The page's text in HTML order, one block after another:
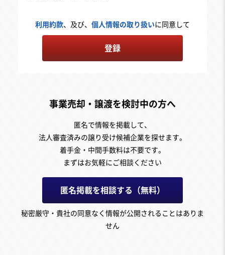
利用約款、及び、 個人情報の取り扱いに同意して
登録
事業売却・譲渡を検討中の方へ
匿名で情報を掲載して、
法人審査済みの譲り受け候補企業を探せます。
着手金・中間手数料は不要です。
まずはお気軽にご相談ください
匿名掲載を相談する（無料）
秘密厳守・貴社の同意なく情報が公開されることはありま
せん